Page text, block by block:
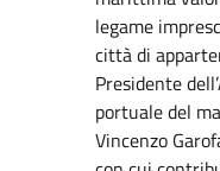
legame
città di
Presidente
portuale del
Vincenzo